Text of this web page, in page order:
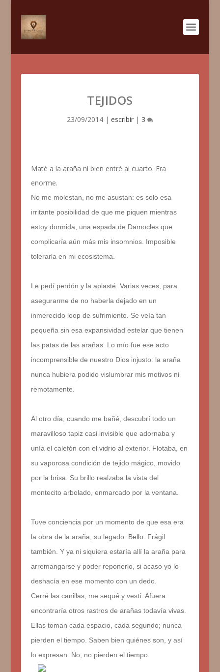
TEJIDOS
23/09/2014| escribir| 3
Maté a la araña ni bien entré al cuarto. Era
enorme.
No me molestan, no me asustan: es solo esa
irritante posibilidad de que me piquen mientras
estoy dormida, una espada de Damocles que
complicaría aún más mis insomnios. Imposible
tolerarla en mi ecosistema.
Le pedí perdón y la aplasté. Varias veces, para
asegurarme de no haberla dejado en un
inmerecido loop de sufrimiento. Se veía tan
pequeña sin esa expansividad estelar que tienen
las patas de las arañas. Lo mío fue ese acto
incomprensible de nuestro Dios injusto: la araña
nunca hubiera podido vislumbrar mis motivos ni
remotamente.
Al otro día, cuando me bañé, descubrí todo un
maravilloso tapiz casi invisible que adornaba y
unía el calefón con el vidrio al exterior. Flotaba, en
su vaporosa condición de tejido mágico, movido
por la brisa. Su brillo realzaba la vista del
montecito arbolado, enmarcado por la ventana.
Tuve conciencia por un momento de que esa era
la obra de la araña, su legado. Bello. Frágil
también. Y ya ni siquiera estaría allí la araña para
arremangarse y poder reponerlo, si acaso yo lo
deshacía en ese momento con un dedo.
Cerré las canillas, me sequé y vestí. Afuera
encontraría otros rastros de arañas todavía vivas.
Ellas toman cada espacio, cada segundo; nunca
pierden el tiempo. Saben bien quiénes son, y así
lo expresan. No, no pierden el tiempo.